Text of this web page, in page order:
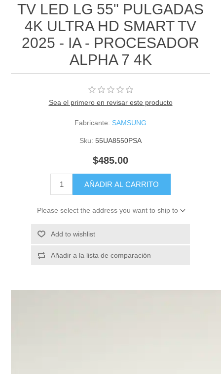
TV LED LG 55" PULGADAS
4K ULTRA HD SMART TV
2025 - IA - PROCESADOR
ALPHA 7 4K
Sea el primero en revisar este producto
Fabricante: SAMSUNG
Sku: 55UA8550PSA
$485.00
AÑADIR AL CARRITO
Please select the address you want to ship to
Add to wishlist
Añadir a la lista de comparación